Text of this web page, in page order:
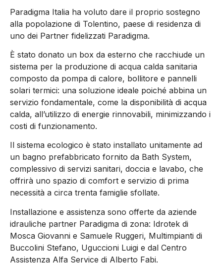
Paradigma Italia ha voluto dare il proprio sostegno
alla popo­lazione di Tolentino, paese di residenza di
uno dei Partner fidelizzati Paradigma.
È stato donato un box da esterno che racchiude un
sistema per la produzione di acqua calda sanitaria
composto da pompa di calore, bollitore e pannelli
solari termici: una soluzione ideale poiché abbina un
servizio fondamentale, come la disponibilità di acqua
calda, all’utilizzo di energie rinnovabili, minimizzando i
costi di funzionamento.
Il sistema ecologico è stato installato unitamente ad
un bagno prefabbricato fornito da Bath System,
complessivo di servizi sanitari, doccia e lavabo, che
offrirà uno spazio di comfort e servizio di prima
necessità a circa trenta famiglie sfollate.
Installazione e assistenza sono offerte da aziende
idrauliche partner Paradigma di zona: Idrotek di
Mosca Giovanni e Samuele Ruggeri, Multimpianti di
Buccolini Stefano, Uguccioni Luigi e dal Centro
Assistenza Alfa Service di Alberto Fabi.